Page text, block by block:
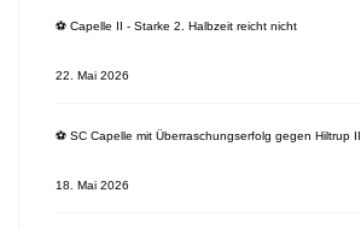
⚽️ Capelle II - Starke 2. Halbzeit reicht nicht
22. Mai 2026
⚽️ SC Capelle mit Überraschungserfolg gegen Hiltrup II
18. Mai 2026